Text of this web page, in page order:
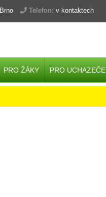
Telefon: v kontaktech
PRO ŽÁKY PRO UCHAZEČE